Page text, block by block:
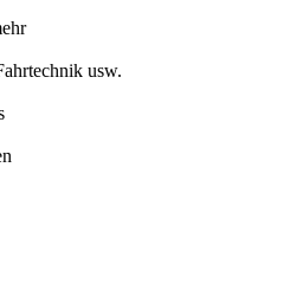
usw.